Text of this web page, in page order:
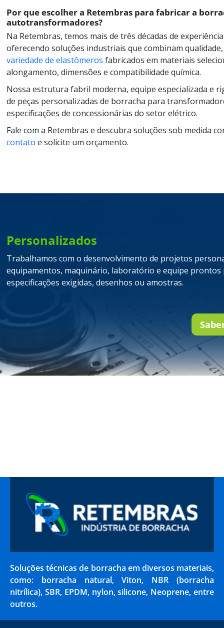
Por que escolher a Retembras para fabricar a
autotransformadores?
Na Retembras, temos mais de três décadas de
oferecendo soluções industriais que combinam
variedade de elastômeros fabricados em materiais
alongamento, dimensões e compatibilidade química.
Nossa estrutura fabril moderna, equipe especializada e
de peças personalizadas de borracha para
especificações de concessionárias do setor elétrico.
Fale com a Retembras e descubra soluções sob medida
contato e solicite um orçamento.
Personalizados
Trabalhamos com o desenvolvimento de projetos
equipamentos, maquinário, laboratório e equipe
especificações exigidas, desenhos ou amostras.
Soluções técnicas de borracha em diversos materiais,
como: borracha natural, Viton, NBR (borracha
nitrílica), SBR, EPDM, nylon, silicone, Neoprene, entre
outros.